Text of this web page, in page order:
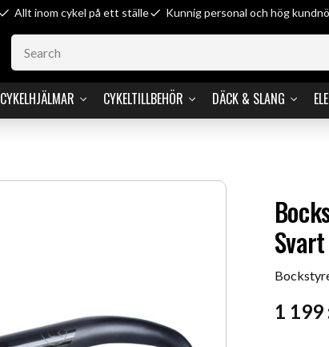
Allt inom cykel på ett ställe Kunnig personal och hög
CYKELHJÄLMAR CYKELTILLBEHÖR DÄCK & SLANG
Svart
1 199